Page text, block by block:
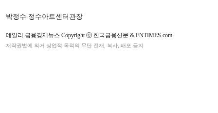
박정수 정수아트센터관장
데일리 금융경제뉴스 Copyright ⓒ 한국금융신문 & FNTIMES.com
저작권법에 의거 상업적 목적의 무단 전재, 복사, 배포 금지